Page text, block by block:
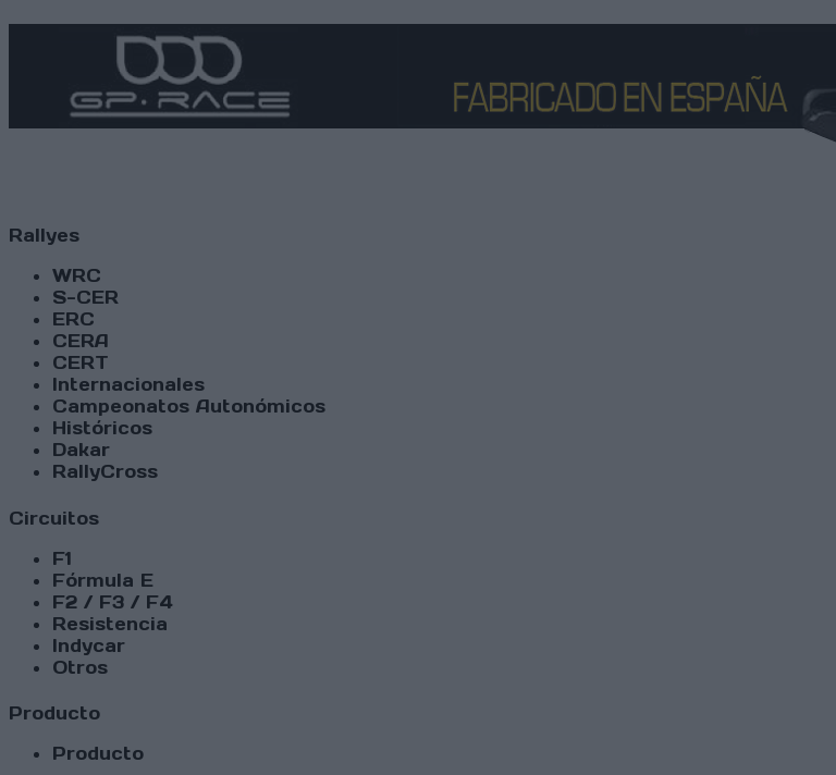
Rallyes
WRC
S-CER
ERC
CERA
CERT
Internacionales
Campeonatos Autonómicos
Históricos
Dakar
RallyCross
Circuitos
F1
Fórmula E
F2 / F3 / F4
Resistencia
Indycar
Otros
Producto
Producto